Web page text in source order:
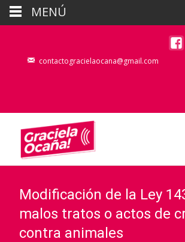
contactogracielaocana@gmail.com
Modificación de la Ley
malos tratos o actos de
contra animales
MENÚ